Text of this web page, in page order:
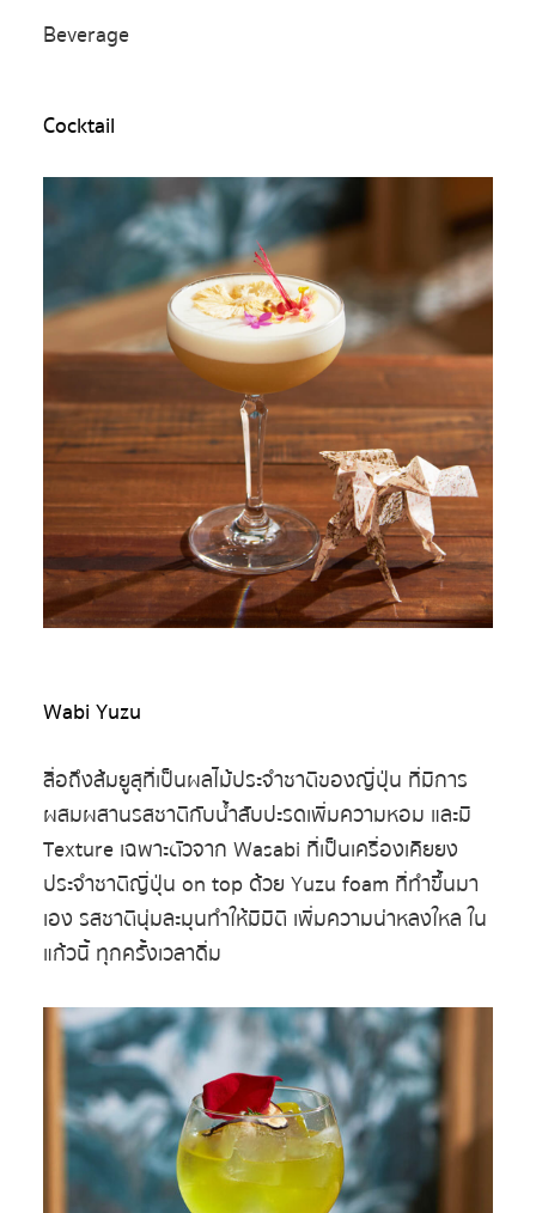
Beverage
Cocktail
Wabi Yuzu
สื่อถึงส้มยูสุที่เป็นผลไม้ประจำชาติของญี่ปุ่น ที่มีการ
ผสมผสานรสชาติกับน้ำสับปะรดเพิ่มความหอม และมี
Texture เฉพาะตัวจาก Wasabi ที่เป็นเครื่องเคียยง
ประจำชาติญี่ปุ่น on top ด้วย Yuzu foam ที่ทำขึ้นมา
เอง รสชาตินุ่มละมุนทำให้มีมิติ เพิ่มความน่าหลงใหล ใน
แก้วนี้ ทุกครั้งเวลาดื่ม